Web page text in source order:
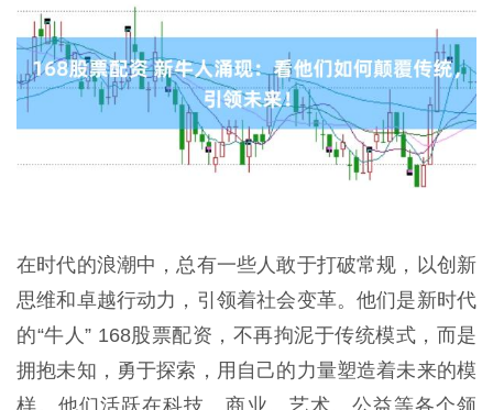
在时代的浪潮中，总有一些人敢于打破常规，以创新
思维和卓越行动力，引领着社会变革。他们是新时代
的“牛人” 168股票配资，不再拘泥于传统模式，而是
拥抱未知，勇于探索，用自己的力量塑造着未来的模
样。他们活跃在科技、商业、艺术、公益等各个领